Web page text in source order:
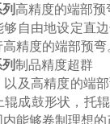
列高精度的端部预
自由地设定直
精度的端部预弯
列制品精度超群
以及高精度的端
成鼓形状，托
能够卷制理想的